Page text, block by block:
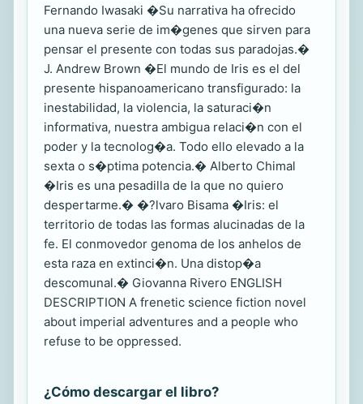
Fernando Iwasaki �Su narrativa ha ofrecido
una nueva serie de im�genes que sirven para
pensar el presente con todas sus paradojas.�
J. Andrew Brown �El mundo de Iris es el del
presente hispanoamericano transfigurado: la
inestabilidad, la violencia, la saturaci�n
informativa, nuestra ambigua relaci�n con el
poder y la tecnolog�a. Todo ello elevado a la
sexta o s�ptima potencia.� Alberto Chimal
�Iris es una pesadilla de la que no quiero
despertarme.� �?lvaro Bisama �Iris: el
territorio de todas las formas alucinadas de la
fe. El conmovedor genoma de los anhelos de
esta raza en extinci�n. Una distop�a
descomunal.� Giovanna Rivero ENGLISH
DESCRIPTION A frenetic science fiction novel
about imperial adventures and a people who
refuse to be oppressed.
¿Cómo descargar el libro?